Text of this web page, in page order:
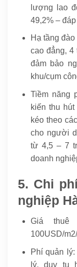
lượng lao
49,2% –
Hạ tầng
cao đẳng, 4
đảm bảo
khu/cụm
Tiềm năng
kiến thu
kéo theo
cho người
từ 4,5 – 7
doanh
5. Chi
nghiệp
Giá
100USD/
Phí quản
lý, duy tu